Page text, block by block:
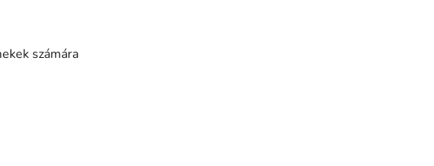
számára